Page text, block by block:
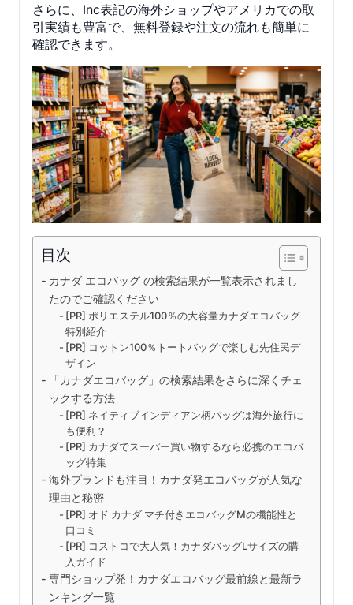
さらに、Inc表記の海外ショップやアメリカでの取
引実績も豊富で、無料登録や注文の流れも簡単に
確認できます。
目次
カナダ エコバッグ の検索結果が一覧表示されまし
たのでご確認ください
[PR] ポリエステル100％の大容量カナダエコバッグ
特別紹介
[PR] コットン100％トートバッグで楽しむ先住民デ
ザイン
「カナダエコバッグ」の検索結果をさらに深くチェ
ックする方法
[PR] ネイティブインディアン柄バッグは海外旅行に
も便利？
[PR] カナダでスーパー買い物するなら必携のエコバ
ッグ特集
海外ブランドも注目！カナダ発エコバッグが人気な
理由と秘密
[PR] オド カナダ マチ付きエコバッグMの機能性と
口コミ
[PR] コストコで大人気！カナダバッグLサイズの購
入ガイド
専門ショップ発！カナダエコバッグ最前線と最新ラ
ンキング一覧